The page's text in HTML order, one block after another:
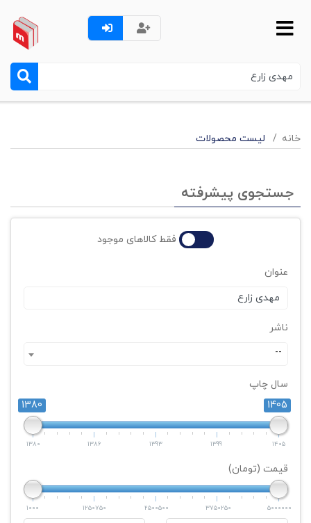
خانه لیست محصولات
جستجوی پیشرفته
فقط کالاهای موجود
عنوان
ناشر
--
سال چاپ
1380
1405
1380 1386 1393 1399 1405
قیمت (تومان)
1000 1250750 2500500 3750250 5000000